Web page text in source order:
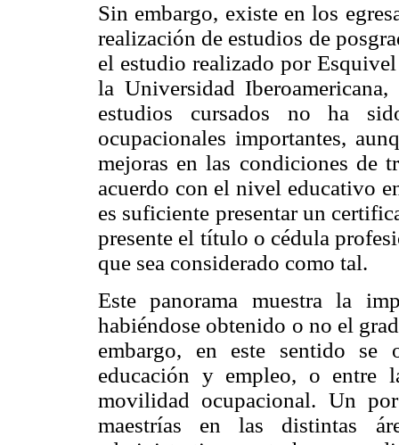
Sin embargo, existe en los
realización de estudios de
el estudio realizado por
la Universidad
estudios cursados no ha
ocupacionales importantes,
mejoras en las condiciones de
acuerdo con el nivel educativo
es suficiente presentar un
presente el título o cédula
que sea considerado como tal.
Este panorama muestra la
habiéndose obtenido o no el
embargo, en este sentido se
educación y empleo, o entre
movilidad ocupacional. Un
maestrías en las distintas